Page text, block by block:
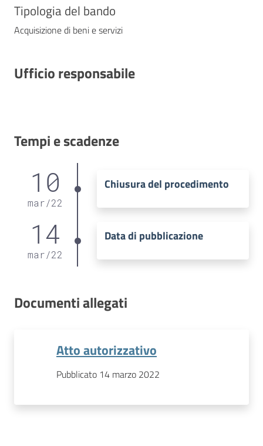
Tipologia del bando
Acquisizione di beni e servizi
Ufficio responsabile
Tempi e scadenze
10
mar/22
Chiusura del procedimento
14
mar/22
Data di pubblicazione
Documenti allegati
Atto autorizzativo
Pubblicato 14 marzo 2022